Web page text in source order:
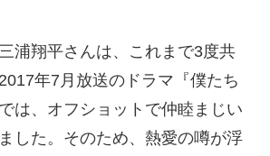
浦翔平さんは、これまで3度共
年7月放送のドラマ『僕たち
は、オフショットで仲睦まじい
した。そのため、熱愛の噂が浮